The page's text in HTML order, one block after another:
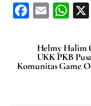
F
c
e
b
E
ai
l
W
at
s
A
Helmy Halim
UKK PKB
Komunitas Game